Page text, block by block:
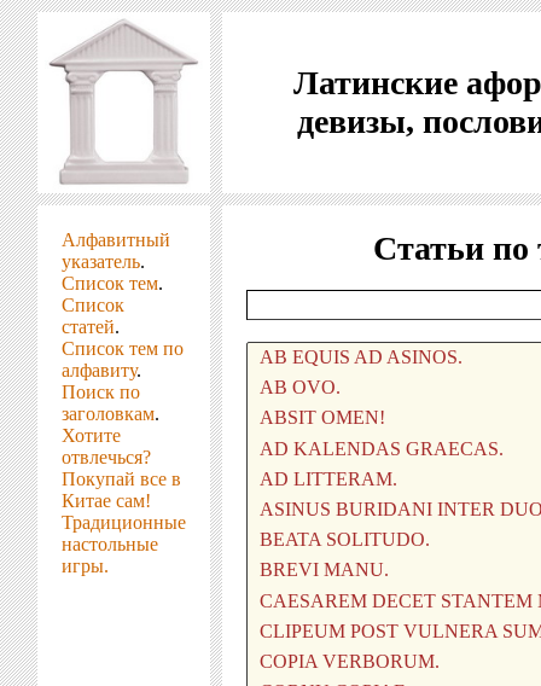
Латинские
девизы,
Алфавитный
указатель.
Список тем.
Список
статей.
Список тем по
алфавиту.
Поиск по
заголовкам.
Хотите
отвлечься?
Покупай все в
Китае сам!
Традиционные
настольные
игры.
Статьи